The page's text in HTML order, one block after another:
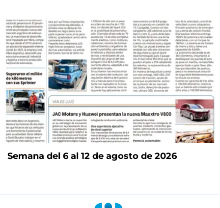
Semana del 6 al 12 de agosto de 2026